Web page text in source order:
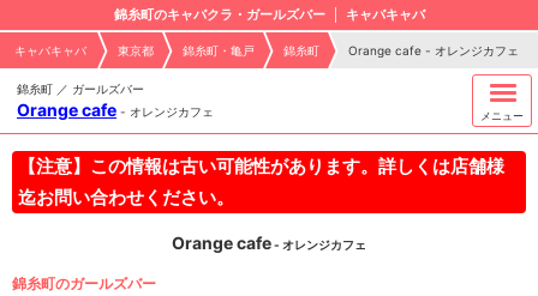
錦糸町のキャバクラ・ガールズバー キャバキャバ
キャバキャバ 東京都 錦糸町・亀戸 錦糸町 Orange cafe - オレンジカフェ
錦糸町 ／ ガールズバー
Orange cafe - オレンジカフェ メニュー
【注意】この情報は古い可能性があります。詳しくは店舗様
迄お問い合わせください。
Orange cafe- オレンジカフェ
錦糸町のガールズバー